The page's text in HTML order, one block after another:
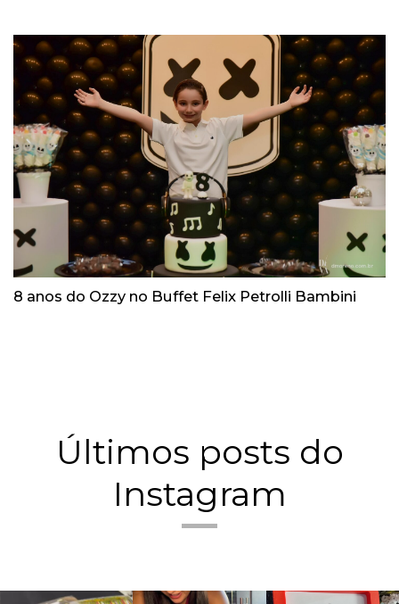
8 anos do Ozzy no Buffet Felix Petrolli Bambini
Últimos posts do
Instagram